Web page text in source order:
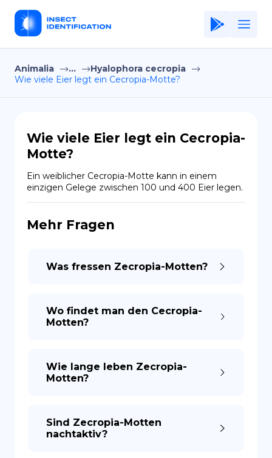
Home
Application
Terms of Use
Privacy Policy
DE
FR
ES
Animalia ...
Hyalophora cecropia
Wie viele Eier legt ein Cecropia-Motte?
Wie viele Eier legt ein Cecropia-
Motte?
Ein weiblicher Cecropia-Motte kann in einem
einzigen Gelege zwischen 100 und 400 Eier legen.
Mehr Fragen
Was fressen Zecropia-Motten?
Wo findet man den Cecropia-
Motten?
Wie lange leben Zecropia-
Motten?
Sind Zecropia-Motten
nachtaktiv?